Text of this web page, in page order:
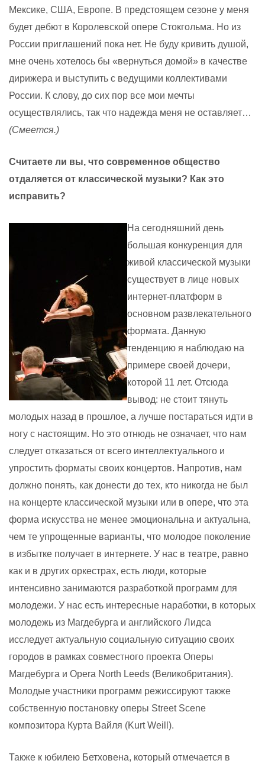
Мексике, США, Европе. В предстоящем сезоне у меня
будет дебют в Королевской опере Стокгольма. Но из
России приглашений пока нет. Не буду кривить душой,
мне очень хотелось бы «вернуться домой» в качестве
дирижера и выступить с ведущими коллективами
России. К слову, до сих пор все мои мечты
осуществлялись, так что надежда меня не оставляет…
(Смеется.)
Считаете ли вы, что современное общество
отдаляется от классической музыки? Как это
исправить?
На сегодняшний день
большая конкуренция для
живой классической музыки
существует в лице новых
интернет-платформ в
основном развлекательного
формата. Данную
тенденцию я наблюдаю на
примере своей дочери,
которой 11 лет. Отсюда
вывод: не стоит тянуть
молодых назад в прошлое, а лучше постараться идти в
ногу с настоящим. Но это отнюдь не означает, что нам
следует отказаться от всего интеллектуального и
упростить форматы своих концертов. Напротив, нам
должно понять, как донести до тех, кто никогда не был
на концерте классической музыки или в опере, что эта
форма искусства не менее эмоциональна и актуальна,
чем те упрощенные варианты, что молодое поколение
в избытке получает в интернете. У нас в театре, равно
как и в других оркестрах, есть люди, которые
интенсивно занимаются разработкой программ для
молодежи. У нас есть интересные наработки, в которых
молодежь из Магдебурга и английского Лидса
исследует актуальную социальную ситуацию своих
городов в рамках совместного проекта Оперы
Магдебурга и Opera North Leeds (Великобритания).
Молодые участники программ режиссируют также
собственную постановку оперы Street Scene
композитора Курта Вайля (Kurt Weill).
Также к юбилею Бетховена, который отмечается в